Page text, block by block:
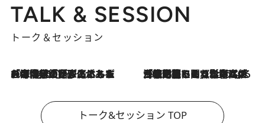
TALK & SESSION
トーク＆セッション
2026.8.3
「今後値上げがあるとすれば…」「リスクがあるのは今年の冬」エネルギー専門家が語る、ホルムズ海峡封鎖が家庭にもたらす“ある心配” 2026.8.3
「住宅建てられない…」「サーチャージ料の高値が続いている」ホルムズ海峡封鎖による影響はいつまで続く？《エネルギー専門家に聞く“どうなる日本の暮らし”》
トーク&セッション TOP